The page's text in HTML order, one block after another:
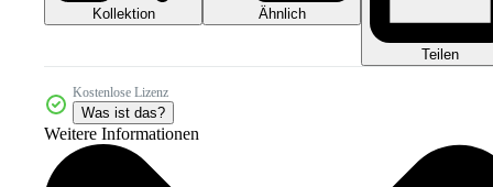
Kollektion Ähnlich
Teilen
Kostenlose Lizenz
Was ist das?
Weitere Informationen